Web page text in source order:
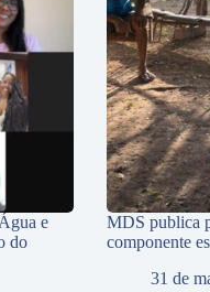
e
do
MDS publica
componente
31 de